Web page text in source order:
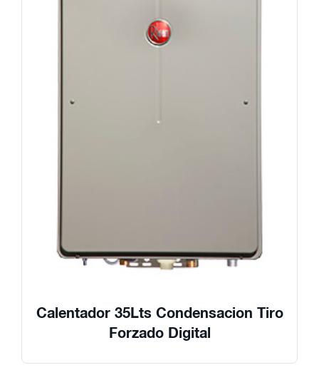
Calentador 35Lts Condensacion Tiro
Forzado Digital